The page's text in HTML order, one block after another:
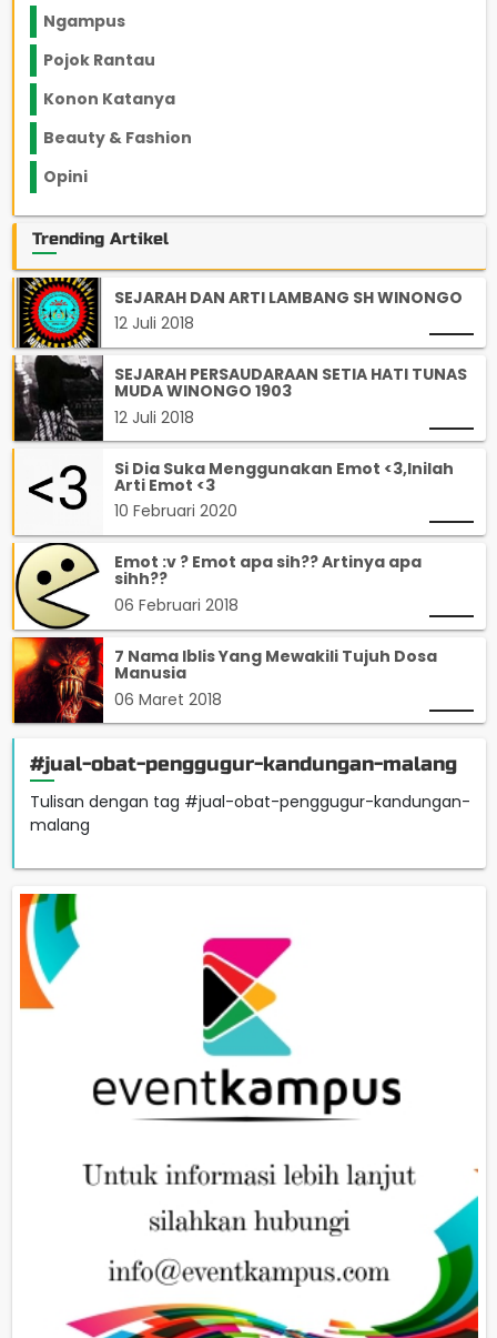
Ngampus
Pojok Rantau
Konon Katanya
Beauty & Fashion
Opini
Trending Artikel
SEJARAH DAN ARTI LAMBANG SH WINONGO
12 Juli 2018
SEJARAH PERSAUDARAAN SETIA HATI TUNAS
MUDA WINONGO 1903
12 Juli 2018
Si Dia Suka Menggunakan Emot <3,Inilah
Arti Emot <3
10 Februari 2020
Emot :v ? Emot apa sih?? Artinya apa
sihh??
06 Februari 2018
7 Nama Iblis Yang Mewakili Tujuh Dosa
Manusia
06 Maret 2018
#jual-obat-penggugur-kandungan-malang
Tulisan dengan tag #jual-obat-penggugur-kandungan-
malang